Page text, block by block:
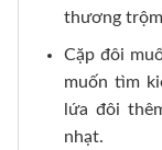
thương
Cặp đôi
muốn tìm
lứa đôi
nhạt.